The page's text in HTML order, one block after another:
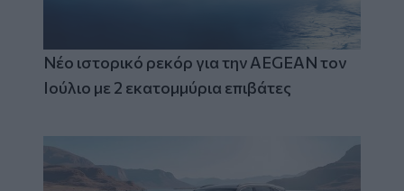
Νέο ιστορικό ρεκόρ για την AEGEAN τον
Ιούλιο με 2 εκατομμύρια επιβάτες